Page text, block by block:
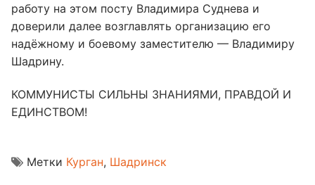
работу на этом посту Владимира Суднева и
доверили далее возглавлять организацию его
надëжному и боевому заместителю — Владимиру
Шадрину.
КОММУНИСТЫ СИЛЬНЫ ЗНАНИЯМИ, ПРАВДОЙ И
ЕДИНСТВОМ!
Метки Курган, Шадринск